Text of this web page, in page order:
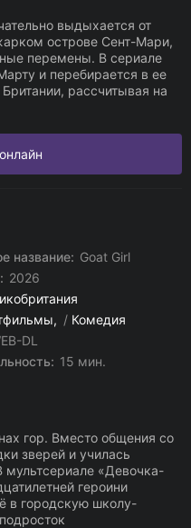
выдыхается от
острове Сент-Мари,
перемены. В сериале
и перебирается в ее
рассчитывая на
название: Goat Girl
2026
/ Комедия
DL
15 мин.
гор. Вместо общения со
зверей и училась
«Девочка-
героини
в городскую школу-